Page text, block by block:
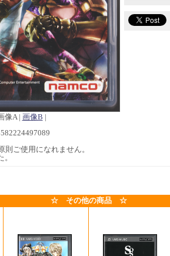
像A | 画像B |
則ご使用になれません。
☆ その他の商品 ☆